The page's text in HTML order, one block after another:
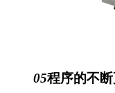
05程序的不